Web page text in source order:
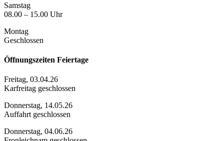
Samstag
08.00 – 15.00 Uhr
Montag
Geschlossen
Öffnungszeiten Feiertage
Freitag, 03.04.26
Karfreitag geschlossen
Donnerstag, 14.05.26
Auffahrt geschlossen
Donnerstag, 04.06.26